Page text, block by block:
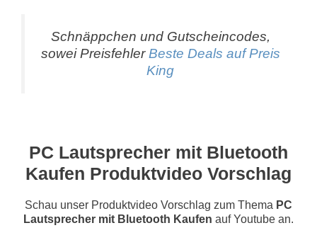
Schnäppchen und Gutscheincodes,
sowei Preisfehler Beste Deals auf Preis
King
PC Lautsprecher mit Bluetooth
Kaufen Produktvideo Vorschlag
Schau unser Produktvideo Vorschlag zum Thema PC
Lautsprecher mit Bluetooth Kaufen auf Youtube an.